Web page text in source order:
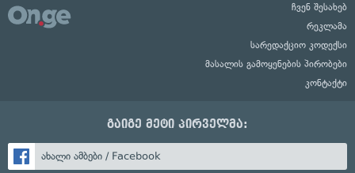
ჩვენ შესახებ
რეკლამა
სარედაქციო კოდექსი
მასალის გამოყენების პირობები
კონტაქტი
გაიგე მეტი პირველმა:
ახალი ამბები / Facebook